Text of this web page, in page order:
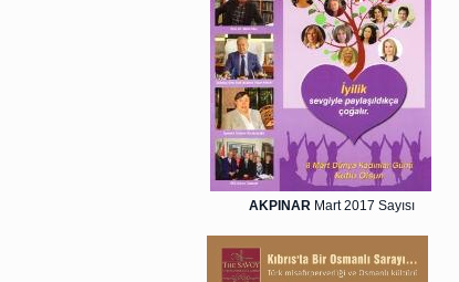
AKPINAR Mart 2017 Sayısı